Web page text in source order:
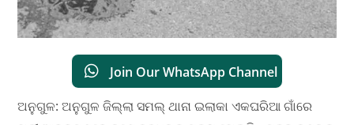
Join Our WhatsApp Channel
ଅନୁଗୁଳ: ଅନୁଗୁଳ ଜିଲ୍ଲା ସମଲ୍ ଥାନା ଇଲାକା ଏକଘରିଆ ଗାଁରେ